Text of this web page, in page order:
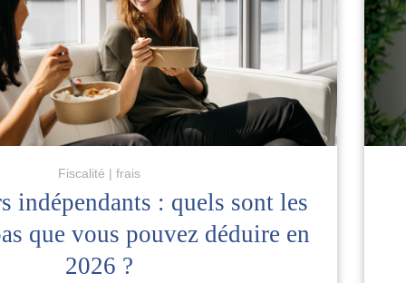
Fiscalité frais
indépendants : quels sont les
que vous pouvez déduire en
2026 ?